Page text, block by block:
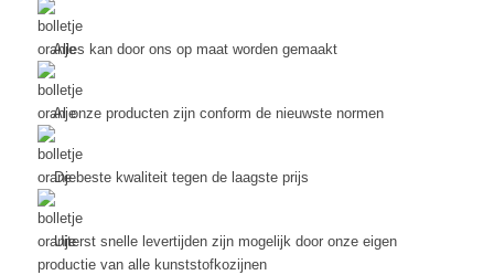
Alles kan door ons op maat worden gemaakt
Al onze producten zijn conform de nieuwste normen
De beste kwaliteit tegen de laagste prijs
Uiterst snelle levertijden zijn mogelijk door onze eigen
productie van alle kunststofkozijnen